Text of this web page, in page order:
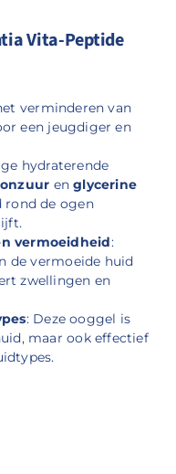
Vita-Peptide
verminderen van
een jeugdiger en
hydraterende
englycerine
rond de ogen
vermoeidheid:
de vermoeide huid
zwellingen en
: Deze ooggel is
maar ook effectief